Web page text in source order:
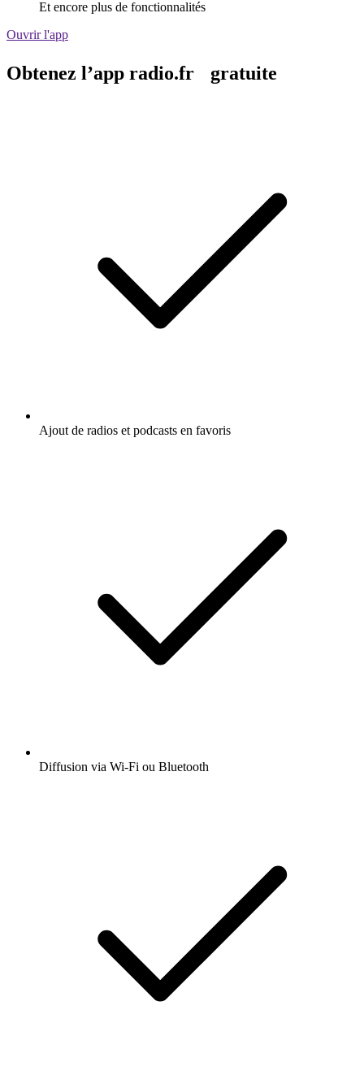
Et encore plus de fonctionnalités
Ouvrir l'app
Obtenez l’app radio.fr gratuite
Ajout de radios et podcasts en favoris
Diffusion via Wi-Fi ou Bluetooth